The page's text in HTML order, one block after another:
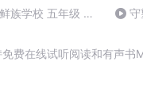
族学校 五年级 孙
守
费在线试听阅读和有声书